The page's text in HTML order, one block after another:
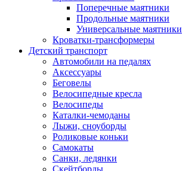
Поперечные маятники
Продольные маятники
Универсальные маятники
Кроватки-трансформеры
Детский транспорт
Автомобили на педалях
Аксессуары
Беговелы
Велосипедные кресла
Велосипеды
Каталки-чемоданы
Лыжи, сноуборды
Роликовые коньки
Самокаты
Санки, ледянки
Скейтборды